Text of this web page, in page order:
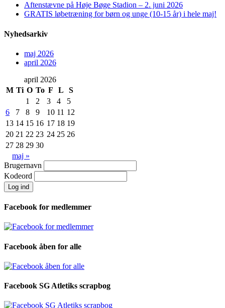
Aftenstævne på Høje Bøge Stadion – 2. juni 2026
GRATIS løbetræning for børn og unge (10-15 år) i hele maj!
Nyhedsarkiv
maj 2026
april 2026
april 2026
M Ti O To F L
S
1
2 3 4
5
6
7 8 9 10 11 12
13 14 15 16 17 18 19
20 21 22 23 24 25 26
27 28 29 30
maj »
Brugernavn
Kodeord
Facebook for medlemmer
Facebook åben for alle
Facebook SG Atletiks scrapbog